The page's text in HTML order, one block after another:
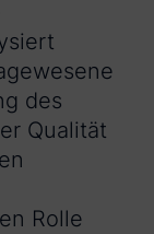
des
Qualität
Rolle